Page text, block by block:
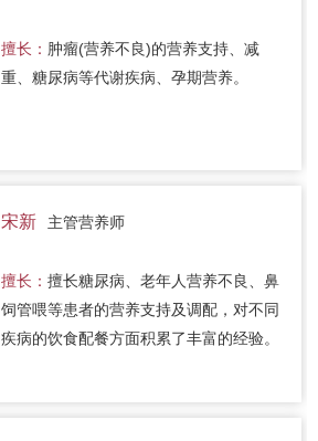
擅长： 肿瘤(营养不良)的营养支持、减
重、糖尿病等代谢疾病、孕期营养。
宋新 主管营养师
擅长： 擅长糖尿病、老年人营养不良、鼻
饲管喂等患者的营养支持及调配，对不同
疾病的饮食配餐方面积累了丰富的经验。